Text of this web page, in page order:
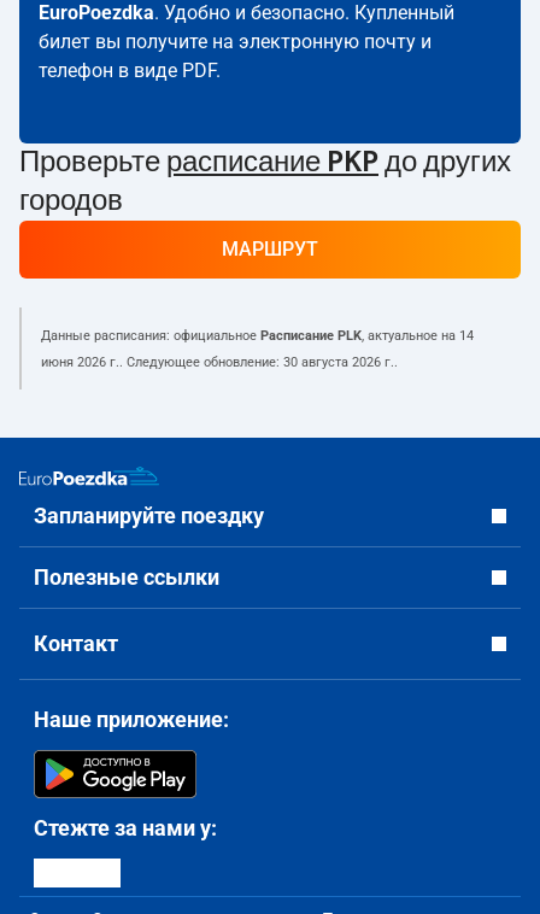
EuroPoezdka. Удобно и безопасно. Купленный
билет вы получите на электронную почту и
телефон в виде PDF.
Проверьте расписание PKP до других
городов
МАРШРУТ
Данные расписания: официальное Расписание PLK, актуальное на 14
июня 2026 г.. Следующее обновление: 30 августа 2026 г..
Запланируйте поездку
Полезные ссылки
Контакт
Наше приложение:
Стежте за нами у: